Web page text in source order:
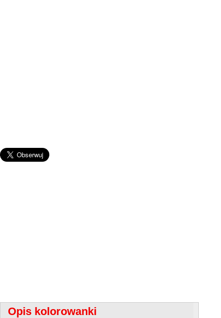
Opis kolorowanki